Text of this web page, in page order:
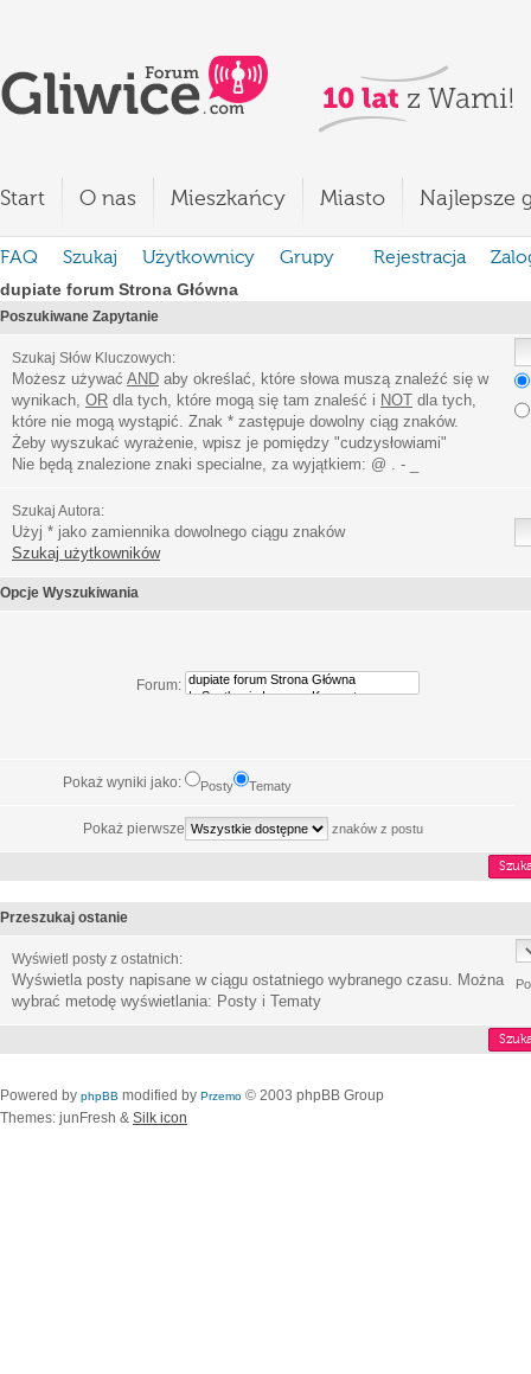
Start O nas Mieszkańcy Miasto Najlepsze
FAQ Szukaj Użytkownicy Grupy Rejestracja
dupiate forum Strona Główna
Poszukiwane Zapytanie
Szukaj Słów Kluczowych:
Możesz używać AND aby określać, które słowa muszą znaleźć się w
wynikach, OR dla tych, które mogą się tam znaleść i NOT dla tych,
które nie mogą wystąpić. Znak * zastępuje dowolny ciąg znaków.
Żeby wyszukać wyrażenie, wpisz je pomiędzy "cudzysłowiami"
Nie będą znalezione znaki specialne, za wyjątkiem: @ . - _
Szukaj Autora:
Użyj * jako zamiennika dowolnego ciągu znaków
Szukaj użytkowników
Opcje Wyszukiwania
Forum:
Pokaż wyniki jako: Posty Tematy
Pokaż pierwsze znaków z postu
Przeszukaj ostanie
Wyświetl posty z ostatnich:
Wyświetla posty napisane w ciągu ostatniego wybranego czasu. Można
wybrać metodę wyświetlania: Posty i Tematy
Powered by phpBB modified by Przemo © 2003 phpBB Group
Themes: junFresh & Silk icon